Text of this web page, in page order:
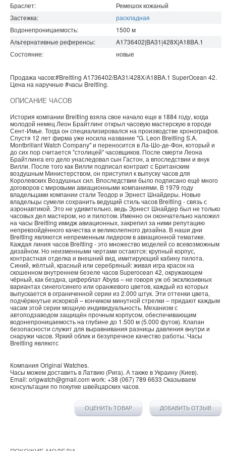
Браслет:
Ремешок кожаный
Застежка:
раскладная
Водонепроницаемость: 1500 м
Альтернативные референсы:
A1736402|BA31|428X|A18BA.1
Состояние:
новые
Продажа часов:#Breitling A1736402/BA31/428X/A18BA.1 SuperOcean 42.
Цена на наручные #часы Breitling.
ОПИСАНИЕ ЧАСОВ
История компании Breitling взяла свое начало еще в 1884 году, когда
молодой немец Леон Брайтлинг открыл часовую мастерскую в городе
Сент-Имье. Тогда он специализировался на производстве хронографов.
Спустя 12 лет фирма уже носила название "G. Leon Breitling S.A.
Montbrillant Watch Company" и переносится в Ла-Шо-де-Фон, который и
до сих пор считается "столицей" часовщиков. После смерти Леона
Брайтлинга его дело унаследовал сын Гастон, а впоследствии и внук
Вилли. После того как Вилли подписал контракт с Британским
воздушным Министерством, он приступил к выпуску часов для
Королевских Воздушных сил. Впоследствии было подписано ещё много
договоров с мировыми авиационными компаниями. В 1979 году
владельцами компании стали Теодор и Эрнест Шнайдеры. Новые
владельцы сумели сохранить ведущий стиль часов Breitling - связь с
аэронавтикой. Это не удивительно, ведь Эрнест Шнайдер был не только
часовых дел мастером, но и пилотом. Именно он окончательно наложил
на часы Breitling имидж авиационных, закрепил за ними репутацию
непревзойдённого качества и великолепного дизайна. В наши дни
Breitling являются непременным лидером в авиационной тематике.
Каждая линия часов Breitling - это множество моделей со всевозможным
дизайном. Но неизменными чертами остаются: крупный корпус,
контрастная отделка и внешний вид, имитирующий кабину пилота.
Синий, жёлтый, красный или серебряный: живая игра красок на
скошенном внутреннем безеле часов Superocean 42, окружающем
чёрный, как бездна, циферблат Abyss – не говоря уж об эксклюзивных
вариантах синего/синего или оранжевого цветов, каждый из которых
выпускается в ограниченной серии из 2.000 штук. Эти оттенки цвета,
подчёркнутые искоркой – кончиком минутной стрелки – придают каждым
часам этой серии мощную индивидуальность. Механизм с
автоподзаводом защищён прочным корпусом, обеспечивающим
водонепроницаемость на глубине до 1.500 м (5.000 футов). Клапан
безопасности служит для выравнивания разницы давления внутри и
снаружи часов. Яркий облик и безупречное качество работы. Часы
Breitling являютс
Компания Original Watches.
Часы можем доставить в Латвию (Рига). А также вУкраину (Киев).
Email:origwatch@gmail.com work:+38 (067) 789 6633 Оказываем
консультации по покупке швейцарских часов.
ОЦЕНИТЬ ТОВАР ДОБАВИТЬ ОТЗЫВ